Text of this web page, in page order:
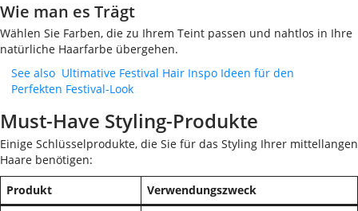
Wie man es Trägt
Wählen Sie Farben, die zu Ihrem Teint passen und nahtlos in Ihre
natürliche Haarfarbe übergehen.
See also Ultimative Festival Hair Inspo Ideen für den
Perfekten Festival-Look
Must-Have Styling-Produkte
Einige Schlüsselprodukte, die Sie für das Styling Ihrer mittellangen
Haare benötigen:
Produkt
Verwendungszweck